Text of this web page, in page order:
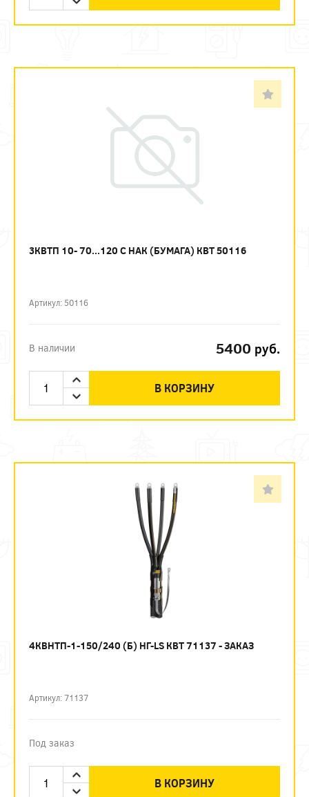
3КВТП 10- 70...120 С НАК (БУМАГА) КВТ 50116
Артикул: 50116
В наличии 5400 руб.
В КОРЗИНУ
4КВНТП-1-150/240 (Б) НГ-LS КВТ 71137 - ЗАКАЗ
Артикул: 71137
Под заказ
В КОРЗИНУ